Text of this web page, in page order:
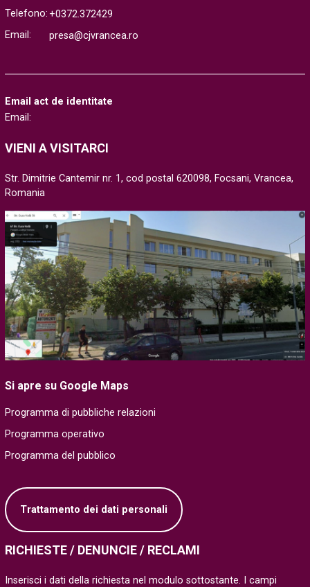
Telefono: +0372.372429
Email:
presa@cjvrancea.ro
Email act de identitate
Email:
VIENI A VISITARCI
Str. Dimitrie Cantemir nr. 1, cod postal 620098, Focsani, Vrancea,
Romania
Si apre su Google Maps
Programma di pubbliche relazioni
Programma operativo
Programma del pubblico
Trattamento dei dati personali
RICHIESTE / DENUNCIE / RECLAMI
Inserisci i dati della richiesta nel modulo sottostante. I campi